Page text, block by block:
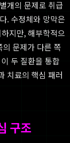
개의 문제로 취급
. 수정체와 망막은
지만, 해부학적으
문제가 다른 쪽
두 질환을 통합
치료의 핵심 패러
구조